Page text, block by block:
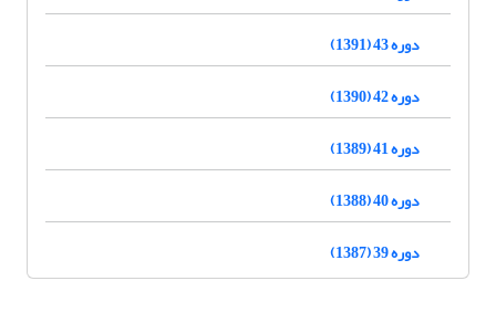
دوره 43 (1391)
دوره 42 (1390)
دوره 41 (1389)
دوره 40 (1388)
دوره 39 (1387)